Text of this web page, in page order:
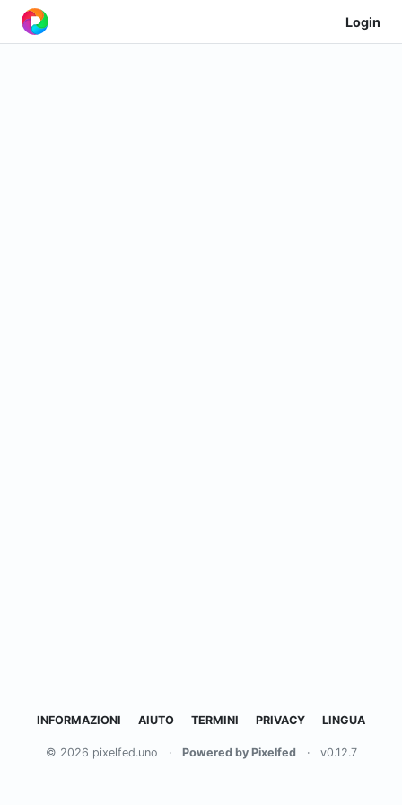
Login
INFORMAZIONI AIUTO TERMINI PRIVACY LINGUA
© 2026 pixelfed.uno · Powered by Pixelfed · v0.12.7